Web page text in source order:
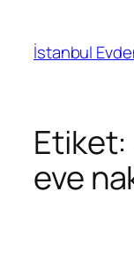
İstanbul
Etiket:
eve